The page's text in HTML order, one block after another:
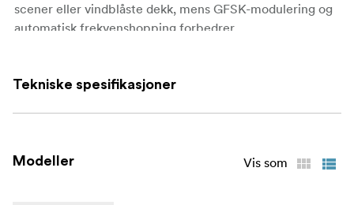
scener eller vindblåste dekk, mens GFSK-modulering og
automatisk frekvenshopping forbedrer
ferdig paret oppsett rett ut av esken, gjør Solidcom SE
Nøkkelspesifikasjoner
Tekniske spesifikasjoner
Modeller Vis som